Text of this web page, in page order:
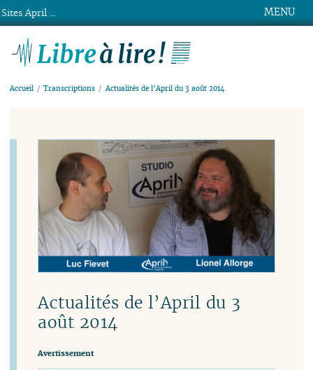
MENU
Accueil Transcriptions Actualités de l’April du 3 août 2014
Actualités de l’April du 3
août 2014
Avertissement
Sites April ...